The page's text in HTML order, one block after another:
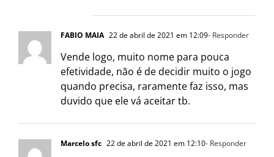
FABIO MAIA 22 de abril de 2021 em 12:09- Responder
Vende logo, muito nome para pouca
efetividade, não é de decidir muito o jogo
quando precisa, raramente faz isso, mas
duvido que ele vá aceitar tb.
Marcelo sfc 22 de abril de 2021 em 12:10- Responder